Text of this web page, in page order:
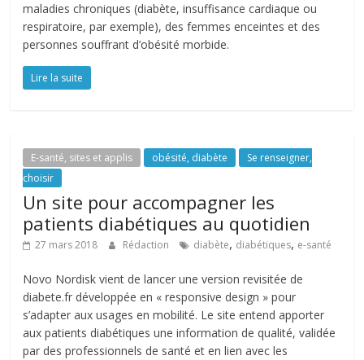
maladies chroniques (diabète, insuffisance cardiaque ou
respiratoire, par exemple), des femmes enceintes et des
personnes souffrant d’obésité morbide.
Lire la suite
E-santé, sites et applis obésité, diabète
Se renseigner,
choisir
Un site pour accompagner les
patients diabétiques au quotidien
27 mars 2018 Rédaction diabète, diabétiques, e-santé
Novo Nordisk vient de lancer une version revisitée de
diabete.fr développée en « responsive design » pour
s’adapter aux usages en mobilité. Le site entend apporter
aux patients diabétiques une information de qualité, validée
par des professionnels de santé et en lien avec les